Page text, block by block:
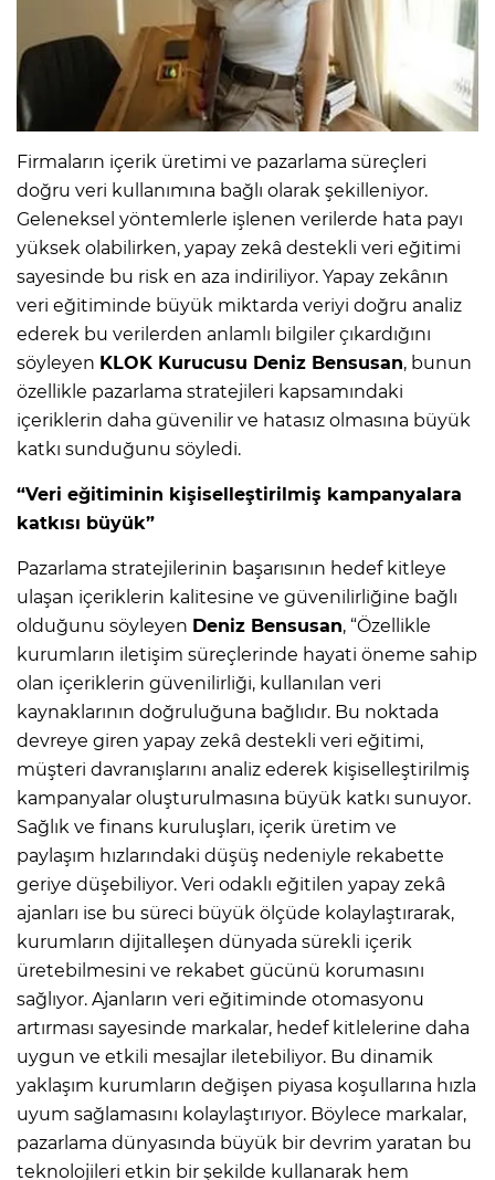
Firmaların içerik üretimi ve pazarlama süreçleri
doğru veri kullanımına bağlı olarak şekilleniyor.
Geleneksel yöntemlerle işlenen verilerde hata payı
yüksek olabilirken, yapay zekâ destekli veri eğitimi
sayesinde bu risk en aza indiriliyor. Yapay zekânın
veri eğitiminde büyük miktarda veriyi doğru analiz
ederek bu verilerden anlamlı bilgiler çıkardığını
söyleyen KLOK Kurucusu Deniz Bensusan, bunun
özellikle pazarlama stratejileri kapsamındaki
içeriklerin daha güvenilir ve hatasız olmasına büyük
katkı sunduğunu söyledi.
“Veri eğitiminin kişiselleştirilmiş kampanyalara
katkısı büyük”
Pazarlama stratejilerinin başarısının hedef kitleye
ulaşan içeriklerin kalitesine ve güvenilirliğine bağlı
olduğunu söyleyen Deniz Bensusan, “Özellikle
kurumların iletişim süreçlerinde hayati öneme sahip
olan içeriklerin güvenilirliği, kullanılan veri
kaynaklarının doğruluğuna bağlıdır. Bu noktada
devreye giren yapay zekâ destekli veri eğitimi,
müşteri davranışlarını analiz ederek kişiselleştirilmiş
kampanyalar oluşturulmasına büyük katkı sunuyor.
Sağlık ve finans kuruluşları, içerik üretim ve
paylaşım hızlarındaki düşüş nedeniyle rekabette
geriye düşebiliyor. Veri odaklı eğitilen yapay zekâ
ajanları ise bu süreci büyük ölçüde kolaylaştırarak,
kurumların dijitalleşen dünyada sürekli içerik
üretebilmesini ve rekabet gücünü korumasını
sağlıyor. Ajanların veri eğitiminde otomasyonu
artırması sayesinde markalar, hedef kitlelerine daha
uygun ve etkili mesajlar iletebiliyor. Bu dinamik
yaklaşım kurumların değişen piyasa koşullarına hızla
uyum sağlamasını kolaylaştırıyor. Böylece markalar,
pazarlama dünyasında büyük bir devrim yaratan bu
teknolojileri etkin bir şekilde kullanarak hem